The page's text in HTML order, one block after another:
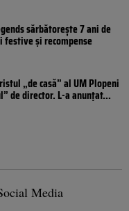
sărbătorește 7 ani de
și recompense
„de casă” al UM Plopeni
de director. L-a anunțat...
Media